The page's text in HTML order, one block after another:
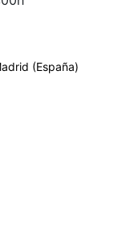
(España)